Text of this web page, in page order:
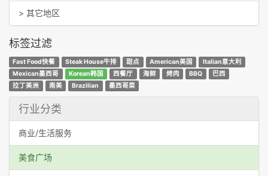
> 其它地区
标签过滤
Fast Food快餐 Steak House牛排 甜点 American美国
Italian意大利
Mexican墨西哥
Korean韩国 西餐厅 海鲜 烤肉 BBQ
巴西
拉丁美洲
南美 Brazilian 墨西哥菜
行业分类
商业/生活服务
美食广场